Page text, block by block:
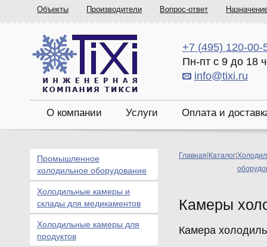
Объекты Производители Вопрос-ответ
+7 (495) 120-00-
Пн-пт с 9 до 18
info@tixi.ru
О компании Услуги Оплата и
Главная Каталог
Камеры
Камера
Промышленное
холодильное оборудование
Холодильные камеры и
склады для медикаментов
Холодильные камеры для
продуктов